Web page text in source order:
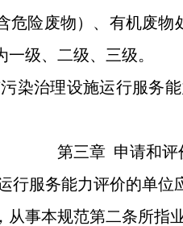
危险废物）、有机废
级、二级、三级。
染治理设施运行服务
第三章 申请和评
服务能力评价的单位
事本规范第二条所指